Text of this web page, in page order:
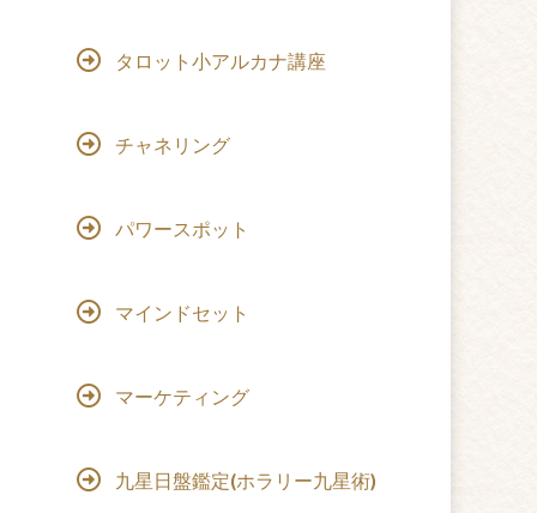
タロット小アルカナ講座
チャネリング
パワースポット
マインドセット
マーケティング
九星日盤鑑定(ホラリー九星術)